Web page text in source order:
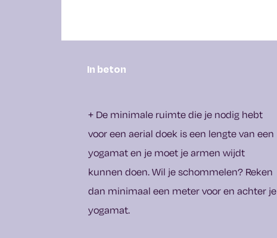
In beton
+ De minimale ruimte die je nodig hebt
voor een aerial doek is een lengte van een
yogamat en je moet je armen wijdt
kunnen doen. Wil je schommelen? Reken
dan minimaal een meter voor en achter je
yogamat.